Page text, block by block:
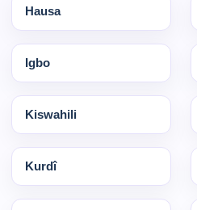
Hausa
Igbo
Kiswahili
Kurdî